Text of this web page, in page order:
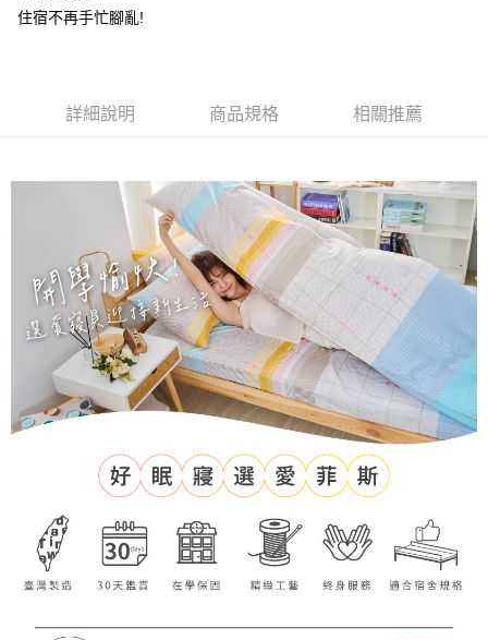
住宿不再手忙腳亂!
詳細說明 商品規格 相關推薦